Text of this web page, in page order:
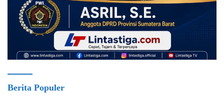
Berita Populer